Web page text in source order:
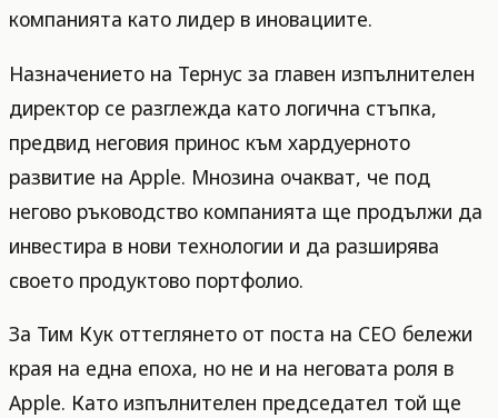
компанията като лидер в иновациите.
Назначението на Тернус за главен изпълнителен
директор се разглежда като логична стъпка,
предвид неговия принос към хардуерното
развитие на Apple. Мнозина очакват, че под
негово ръководство компанията ще продължи да
инвестира в нови технологии и да разширява
своето продуктово портфолио.
За Тим Кук оттеглянето от поста на CEO бележи
края на една епоха, но не и на неговата роля в
Apple. Като изпълнителен председател той ще